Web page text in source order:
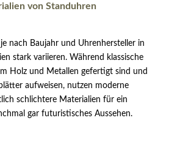
von Standuhren
nach Baujahr und Uhrenhersteller in
stark variieren. Während klassische
Holz und Metallen gefertigt sind und
aufweisen, nutzen moderne
schlichtere Materialien für ein
gar futuristisches Aussehen.